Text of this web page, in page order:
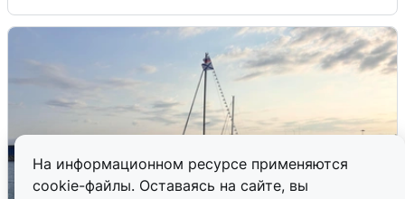
На информационном ресурсе применяются
cookie-файлы. Оставаясь на сайте, вы